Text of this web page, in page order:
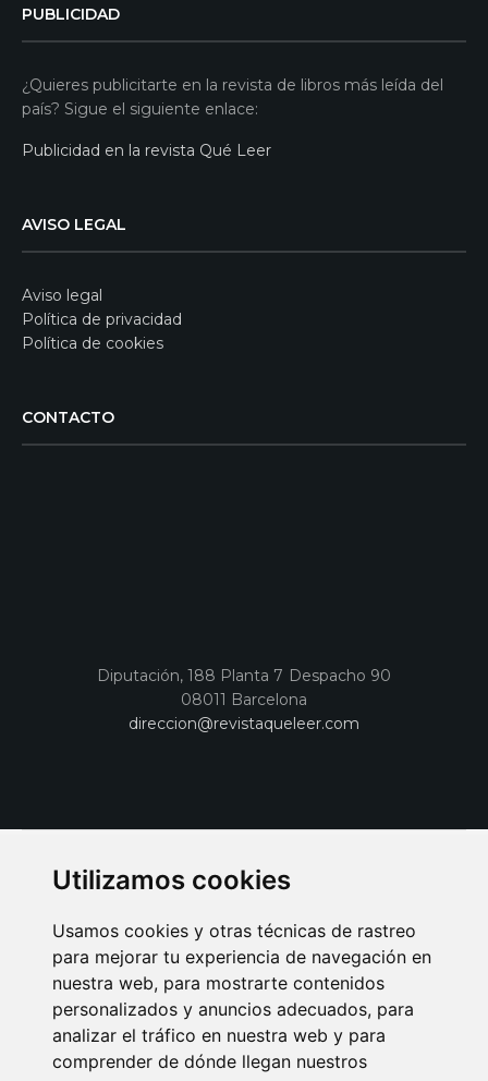
Utilizamos cookies
Usamos cookies y otras técnicas de rastreo
para mejorar tu experiencia de navegación en
nuestra web, para mostrarte contenidos
personalizados y anuncios adecuados, para
analizar el tráfico en nuestra web y para
comprender de dónde llegan nuestros
PUBLICIDAD
¿Quieres publicitarte en la revista de libros más leída del
país? Sigue el siguiente enlace:
Publicidad en la revista Qué Leer
AVISO LEGAL
Aviso legal
Política de privacidad
Política de cookies
CONTACTO
Diputación, 188 Planta 7 Despacho 90
08011 Barcelona
direccion@revistaqueleer.com
AVISO LEGAL POLITICA DE COOKIES
POLITICA DE PRIVACIDAD
PUBLICIDAD EN LA REVISTA QUÉ LEER
SORTEO-PREESTRENOS